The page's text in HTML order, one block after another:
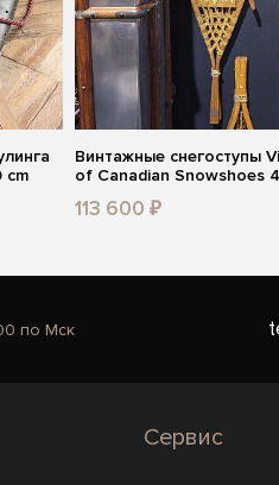
cm
Винтажные снегоступы
of Canadian Snowshoes 4
113 600 ₽
по Мск
Сервис